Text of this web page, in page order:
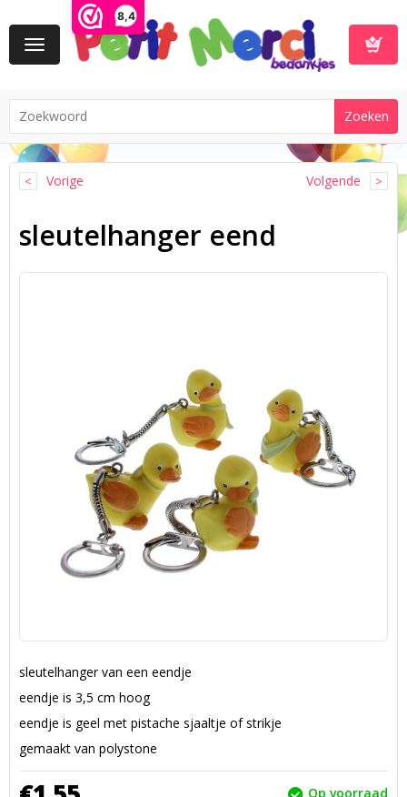
8,4
Toggle
navigation
Vorige Volgende
sleutelhanger eend
sleutelhanger van een eendje
eendje is 3,5 cm hoog
eendje is geel met pistache sjaaltje of strikje
gemaakt van polystone
Op voorraad